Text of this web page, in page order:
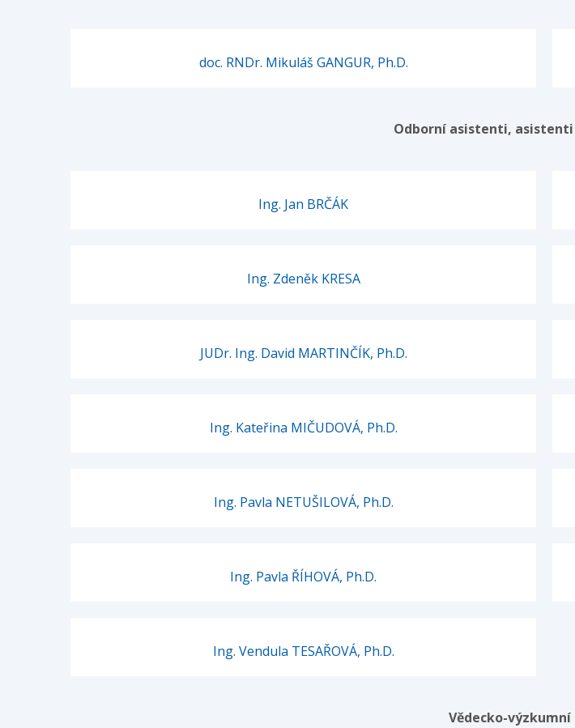
doc. RNDr. Mikuláš GANGUR, Ph.D.
Odborní asistenti,
Ing. Jan BRČÁK
Ing. Zdeněk KRESA
JUDr. Ing. David MARTINČÍK, Ph.D.
Ing. Kateřina MIČUDOVÁ, Ph.D.
Ing. Pavla NETUŠILOVÁ, Ph.D.
Ing. Pavla ŘÍHOVÁ, Ph.D.
Ing. Vendula TESAŘOVÁ, Ph.D.
Vědecko-výzkumní